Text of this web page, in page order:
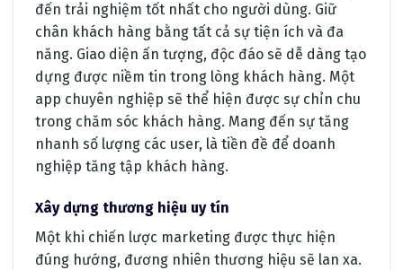
đến trải nghiệm tốt nhất cho người dùng. Giữ
chân khách hàng bằng tất cả sự tiện ích và đa
năng. Giao diện ấn tượng, độc đáo sẽ dễ dàng tạo
dựng được niềm tin trong lòng khách hàng. Một
app chuyên nghiệp sẽ thể hiện được sự chỉn chu
trong chăm sóc khách hàng. Mang đến sự tăng
nhanh số lượng các user, là tiền đề để doanh
nghiệp tăng tập khách hàng.
Xây dựng thương hiệu uy tín
Một khi chiến lược marketing được thực hiện
đúng hướng, đương nhiên thương hiệu sẽ lan xa.